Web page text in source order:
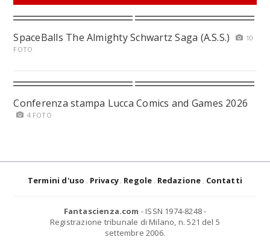
SpaceBalls The Almighty Schwartz Saga (A.S.S.)
10
FOTO
Conferenza stampa Lucca Comics and Games 2026
4 FOTO
Termini d'uso Privacy Regole Redazione Contatti
Fantascienza.com - ISSN 1974-8248 -
Registrazione tribunale di Milano, n. 521 del 5
settembre 2006.